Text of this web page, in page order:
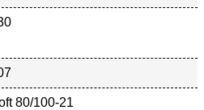
80/100-21